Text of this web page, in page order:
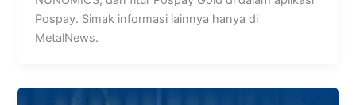
Pospay. Simak informasi lainnya hanya di
MetalNews.